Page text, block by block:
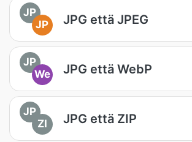
JP
JP
JPG että JPEG
JP
We
JPG että WebP
JP
ZI
JPG että ZIP